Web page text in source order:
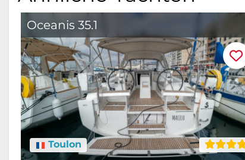
Oceanis 35.1
Toulon